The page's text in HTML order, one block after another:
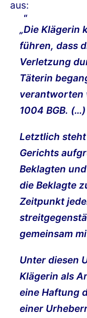
aus:
„Die Klägerin
führen, dass
Verletzung
Täterin
verantworten
1004 BGB. (…)
Letztlich
Gerichts
Beklagten
die Beklagte
Zeitpunkt
gemeinsam
Unter diesen
Klägerin als
eine Haftung
einer